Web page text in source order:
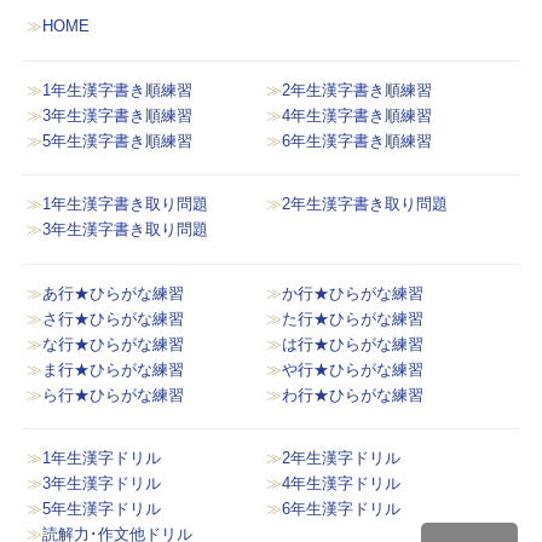
HOME
1年生漢字書き順練習
2年生漢字書き順練習
3年生漢字書き順練習
4年生漢字書き順練習
5年生漢字書き順練習
6年生漢字書き順練習
1年生漢字書き取り問題
2年生漢字書き取り問題
3年生漢字書き取り問題
あ行★ひらがな練習
か行★ひらがな練習
さ行★ひらがな練習
た行★ひらがな練習
な行★ひらがな練習
は行★ひらがな練習
ま行★ひらがな練習
や行★ひらがな練習
ら行★ひらがな練習
わ行★ひらがな練習
1年生漢字ドリル
2年生漢字ドリル
3年生漢字ドリル
4年生漢字ドリル
5年生漢字ドリル
6年生漢字ドリル
読解力･作文他ドリル